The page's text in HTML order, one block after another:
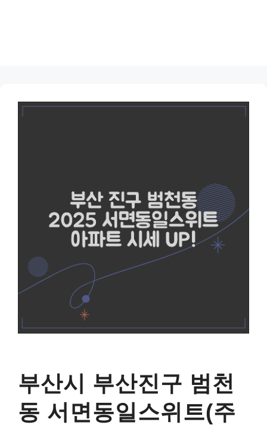
부산시 부산진구 범천
동 서면동일스위트(주